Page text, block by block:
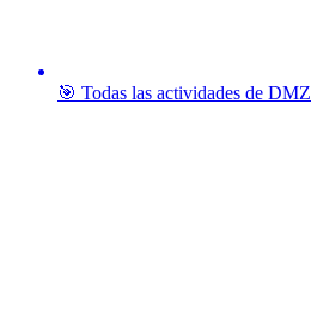
🎯 Todas las actividades de DMZ